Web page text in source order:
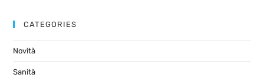
CATEGORIES
Novità
Sanità